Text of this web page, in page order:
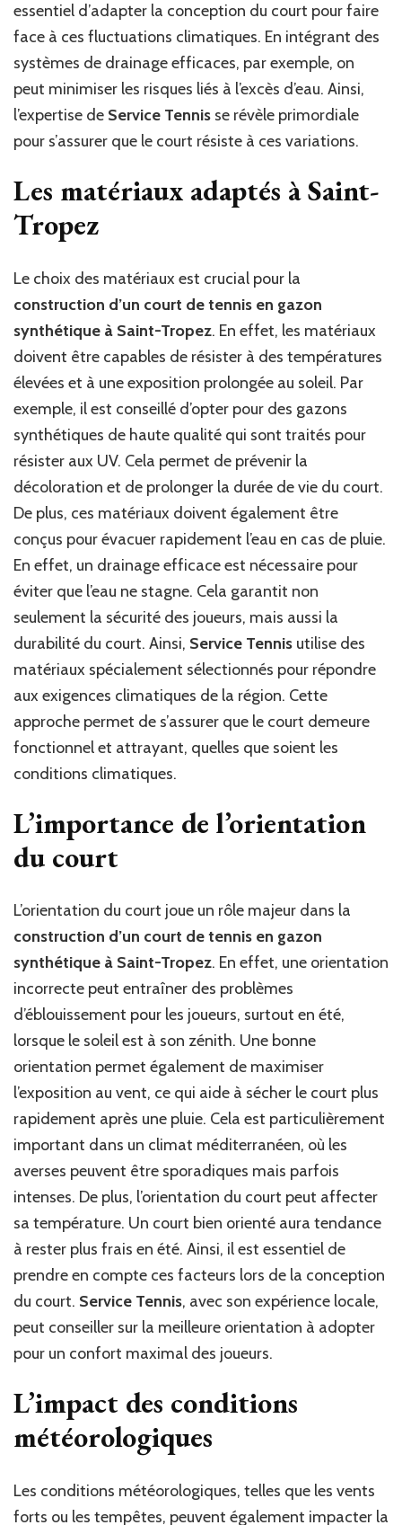
essentiel d’adapter la conception du court pour faire
face à ces fluctuations climatiques. En intégrant des
systèmes de drainage efficaces, par exemple, on
peut minimiser les risques liés à l’excès d’eau. Ainsi,
l’expertise de Service Tennis se révèle primordiale
pour s’assurer que le court résiste à ces variations.
Les matériaux adaptés à Saint-
Tropez
Le choix des matériaux est crucial pour la
construction d’un court de tennis en gazon
synthétique à Saint-Tropez. En effet, les matériaux
doivent être capables de résister à des températures
élevées et à une exposition prolongée au soleil. Par
exemple, il est conseillé d’opter pour des gazons
synthétiques de haute qualité qui sont traités pour
résister aux UV. Cela permet de prévenir la
décoloration et de prolonger la durée de vie du court.
De plus, ces matériaux doivent également être
conçus pour évacuer rapidement l’eau en cas de pluie.
En effet, un drainage efficace est nécessaire pour
éviter que l’eau ne stagne. Cela garantit non
seulement la sécurité des joueurs, mais aussi la
durabilité du court. Ainsi, Service Tennis utilise des
matériaux spécialement sélectionnés pour répondre
aux exigences climatiques de la région. Cette
approche permet de s’assurer que le court demeure
fonctionnel et attrayant, quelles que soient les
conditions climatiques.
L’importance de l’orientation
du court
L’orientation du court joue un rôle majeur dans la
construction d’un court de tennis en gazon
synthétique à Saint-Tropez. En effet, une orientation
incorrecte peut entraîner des problèmes
d’éblouissement pour les joueurs, surtout en été,
lorsque le soleil est à son zénith. Une bonne
orientation permet également de maximiser
l’exposition au vent, ce qui aide à sécher le court plus
rapidement après une pluie. Cela est particulièrement
important dans un climat méditerranéen, où les
averses peuvent être sporadiques mais parfois
intenses. De plus, l’orientation du court peut affecter
sa température. Un court bien orienté aura tendance
à rester plus frais en été. Ainsi, il est essentiel de
prendre en compte ces facteurs lors de la conception
du court. Service Tennis, avec son expérience locale,
peut conseiller sur la meilleure orientation à adopter
pour un confort maximal des joueurs.
L’impact des conditions
météorologiques
Les conditions météorologiques, telles que les vents
forts ou les tempêtes, peuvent également impacter la